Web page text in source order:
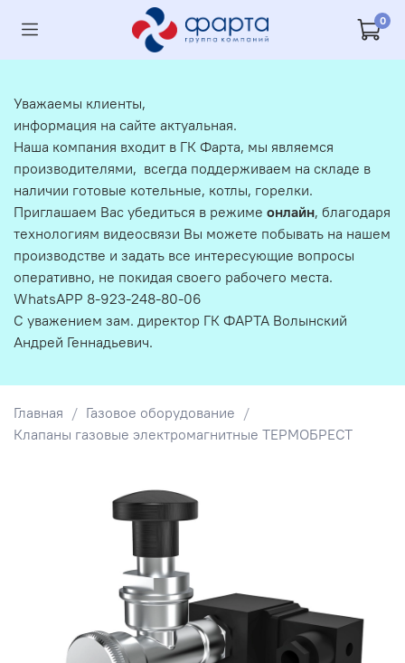
0
Главная
Газовое оборудование
Клапаны газовые электромагнитные ТЕРМОБРЕСТ
Уважаемы клиенты,
информация на сайте актуальная.
Наша компания входит в ГК Фарта, мы являемся
производителями, всегда поддерживаем на складе в
наличии готовые котельные, котлы, горелки.
Приглашаем Вас убедиться в режиме онлайн, благодаря
технологиям видеосвязи Вы можете побывать на нашем
производстве и задать все интересующие вопросы
оперативно, не покидая своего рабочего места.
WhatsAPP 8-923-248-80-06
С уважением зам. директор ГК ФАРТА Волынский
Андрей Геннадьевич.